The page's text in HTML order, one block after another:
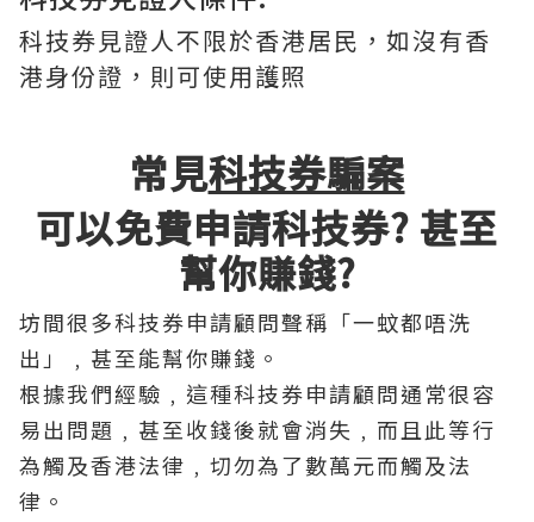
科技券見證人不限於香港居民，如沒有香
港身份證，則可使用護照
常見科技券騙案
可以免費申請科技券? 甚至
幫你賺錢?
坊間很多科技券申請顧問聲稱「一蚊都唔洗
出」﹐甚至能幫你賺錢。
根據我們經驗﹐這種科技券申請顧問通常很容
易出問題﹐甚至收錢後就會消失﹐而且此等行
為觸及香港法律﹐切勿為了數萬元而觸及法
律。